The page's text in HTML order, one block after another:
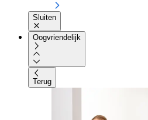
Sluiten
Oogvriendelijk
Terug